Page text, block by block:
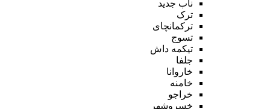
ناب جدید
ترک
ترکمانچای
تسوج
تیکمه داش
جلفا
خاروانا
خامنه
خراجو
خسروشهر